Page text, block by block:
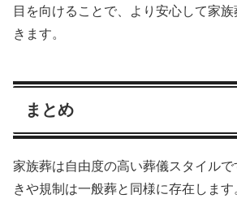
目を向けることで、より安心して家
きます。
まとめ
家族葬は自由度の高い葬儀スタイル
きや規制は一般葬と同様に存在しま